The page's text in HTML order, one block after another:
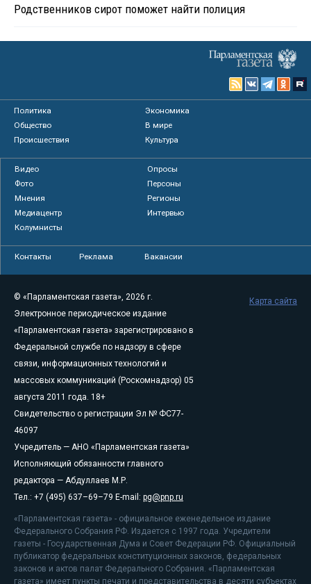
Родственников сирот поможет найти полиция
Политика
Экономика
Общество
В мире
Происшествия
Культура
Видео
Опросы
Фото
Персоны
Мнения
Регионы
Медиацентр
Интервью
Колумнисты
Контакты Реклама Вакансии
© «Парламентская газета», 2026 г.
Электронное периодическое издание
«Парламентская газета» зарегистрировано в
Федеральной службе по надзору в сфере
связи, информационных технологий и
массовых коммуникаций (Роскомнадзор) 05
августа 2011 года. 18+
Свидетельство о регистрации Эл № ФС77-
46097
Учредитель — АНО «Парламентская газета»
Исполняющий обязанности главного
редактора — Абдуллаев М.Р.
Тел.: +7 (495) 637–69–79 E-mail: pg@pnp.ru
«Парламентская газета» - официальное еженедельное издание
Федерального Собрания РФ. Издается с 1997 года. Учредители
газеты - Государственная Дума и Совет Федерации РФ. Официальный
публикатор федеральных конституционных законов, федеральных
законов и актов палат Федерального Собрания. «Парламентская
газета» имеет пункты печати и представительства в десяти субъектах
Карта сайта